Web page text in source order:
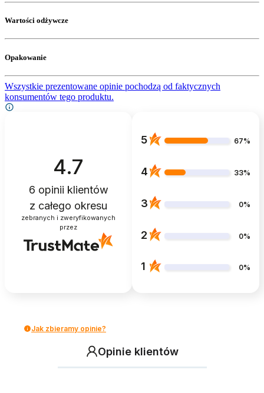
Wartości odżywcze
Opakowanie
Wszystkie prezentowane opinie pochodzą od faktycznych
konsumentów tego produktu.
4.7
6 opinii klientów
z całego okresu
zebranych i zweryfikowanych
przez
5 67%
4 33%
3 0%
2 0%
1 0%
Jak zbieramy opinie?
Opinie klientów